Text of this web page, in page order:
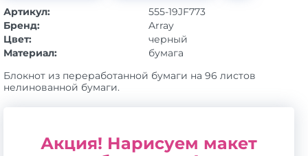
Артикул:
555-19JF773
Бренд:
Array
Цвет:
черный
Материал:
бумага
Блокнот из переработанной бумаги на 96 листов
нелинованной бумаги.
Акция! Нарисуем макет